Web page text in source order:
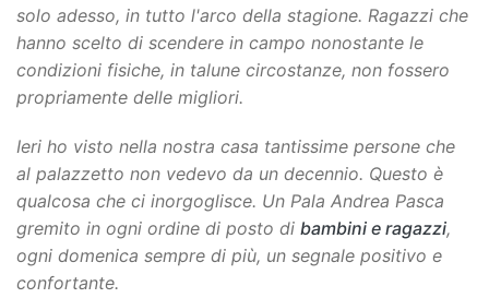
solo adesso, in tutto l'arco della stagione. Ragazzi che
hanno scelto di scendere in campo nonostante le
condizioni fisiche, in talune circostanze, non fossero
propriamente delle migliori.
Ieri ho visto nella nostra casa tantissime persone che
al palazzetto non vedevo da un decennio. Questo è
qualcosa che ci inorgoglisce. Un Pala Andrea Pasca
gremito in ogni ordine di posto di bambini e ragazzi,
ogni domenica sempre di più, un segnale positivo e
confortante.